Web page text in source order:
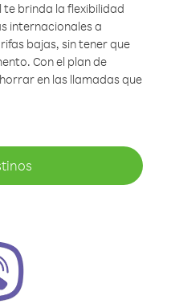
te brinda la flexibilidad
internacionales a
bajas, sin tener que
Con el plan de
en las llamadas que